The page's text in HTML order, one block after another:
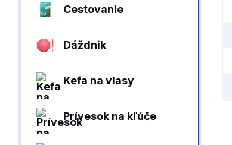
Cestovanie
Dáždnik
Kefa na vlasy
Prívesok na kľúče